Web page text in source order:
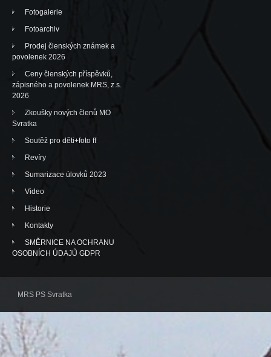
Fotogalerie
Fotoarchiv
Prodej členských známek a
povolenek 2026
Ceny členských příspěvků,
zápisného a povolenek MRS, z.s.
2026
Zkoušky nových členů MO
Svratka
Soutěž pro děti+foto ff
Revíry
Sumarizace úlovků 2023
Video
Historie
Kontakty
SMĚRNICE NA OCHRANU
OSOBNÍCH ÚDAJŮ GDPR
MRS PS Svratka